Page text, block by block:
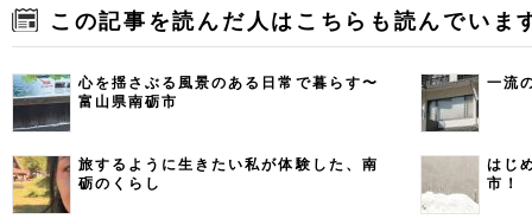
この記事を読んだ人はこちらも読んでいま
心を揺さぶる風景のある日常で暮らす〜
富山県南砺市
一流
旅するように生きたい私が体験した、南
砺のくらし
はじ
市！